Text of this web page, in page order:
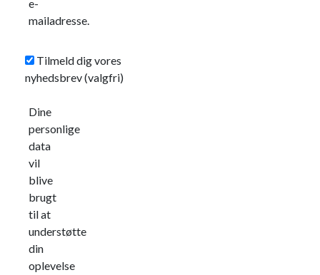
e-
mailadresse.
Tilmeld dig vores
nyhedsbrev(valgfri)
Dine
personlige
data
vil
blive
brugt
til at
understøtte
din
oplevelse